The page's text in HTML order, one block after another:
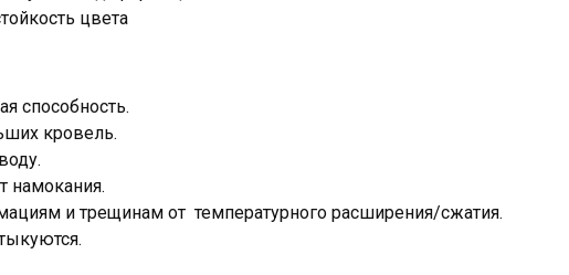
цвета
способность.
кровель.
намокания.
и трещинам от температурного расширения/сжатия.